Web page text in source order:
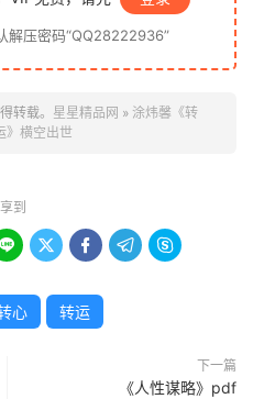
压密码“QQ28222936”
转载。 星星精品网 » 涂炜馨《转
》横空出世
到
    
心 转运
下一篇
《人性谋略》pdf